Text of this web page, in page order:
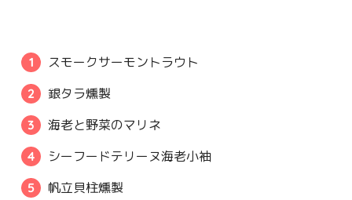
スモークサーモントラウト
銀タラ燻製
海老と野菜のマリネ
シーフードテリーヌ海老小袖
帆立貝柱燻製